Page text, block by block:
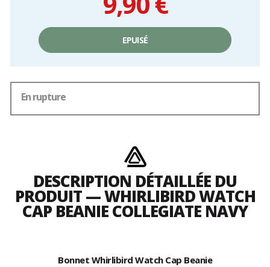
unitaire,
EPUISÉ
En rupture
DESCRIPTION DÉTAILLÉE DU
PRODUIT — WHIRLIBIRD WATCH
CAP BEANIE COLLEGIATE NAVY
Bonnet Whirlibird Watch Cap Beanie